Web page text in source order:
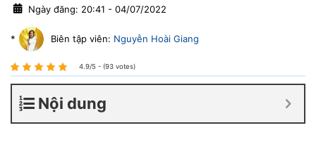
Ngày đăng: 20:41 - 04/07/2022
* Biên tập viên: Nguyễn Hoài Giang
4.9/5 - (93 votes)
Nội dung